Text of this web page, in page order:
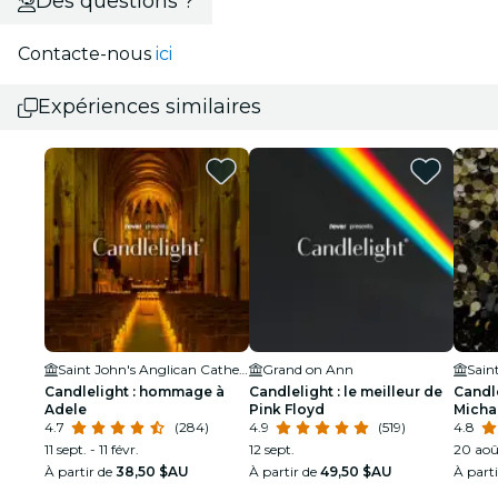
Contacte-nous ici
Expériences similaires
Saint John's Anglican Cathedral
Candlelight : hommage à
Adele
4.7
(284)
11 sept. - 11 févr.
À partir de 38,50 $AU
Grand on Ann
Candlelight : le meilleur de
Pink Floyd
4.9
(519)
12 sept.
À partir de 49,50 $AU
4.8
20
À